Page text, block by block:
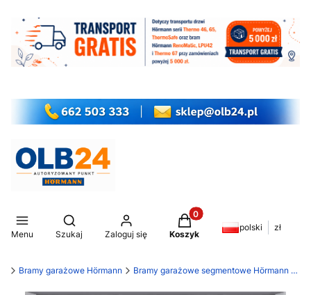
Menu
Otwórz wyszukiwarkę
Szukaj Zaloguj się
Produkty w koszyku: 0.
Koszyk
polski zł
Bramy garażowe Hörmann Bramy garażowe segmentowe Hörmann LPU 42